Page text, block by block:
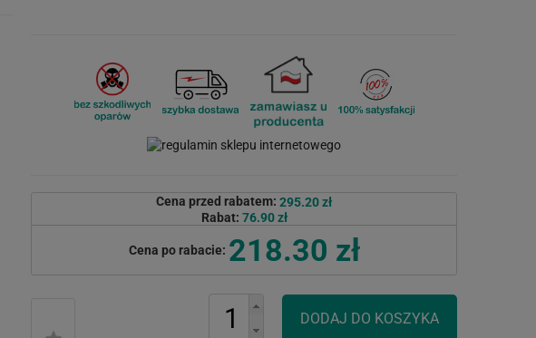
Cena przed rabatem: 295.20 zł
Rabat: 76.90 zł
Cena po rabacie: 218.30 zł